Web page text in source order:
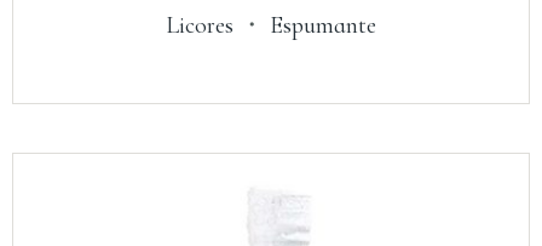
Licores ・ Espumante